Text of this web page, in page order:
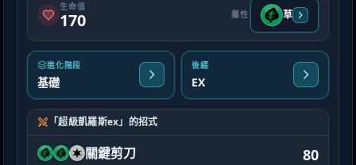
生命值
170 屬性 草
進化階段
基礎
後綴
EX
「超級凱羅斯ex」的招式
關鍵剪刀 80